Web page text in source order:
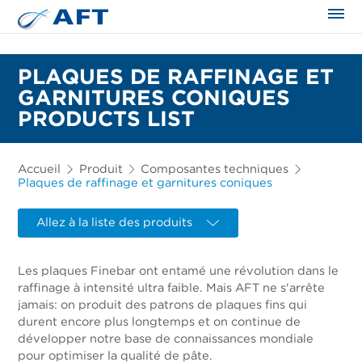
PLAQUES DE RAFFINAGE ET
GARNITURES CONIQUES
PRODUCTS LIST
Accueil Produit
Composantes techniques
Plaques de raffinage et garnitures coniques
Allez à la liste des produits
Les plaques Finebar ont entamé une révolution dans le
raffinage à intensité ultra faible. Mais AFT ne s'arrête
jamais: on produit des patrons de plaques fins qui
durent encore plus longtemps et on continue de
développer notre base de connaissances mondiale
pour optimiser la qualité de pâte.